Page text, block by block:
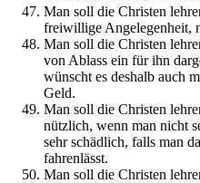
Man soll die Christen
freiwillige Angelegenheit,
Man soll die Christen
von Ablass ein für ihn
wünscht es deshalb auch
Geld.
Man soll die Christen
nützlich, wenn man nicht
sehr schädlich, falls man
fahrenlässt.
Man soll die Christen